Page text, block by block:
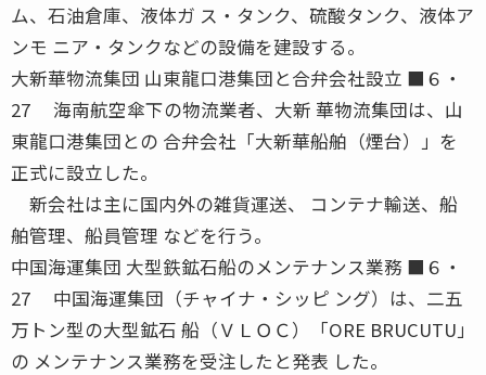
ム、石油倉庫、液体ガ ス・タンク、硫酸タンク、液体ア
ンモ ニア・タンクなどの設備を建設する。
大新華物流集団 山東龍口港集団と合弁会社設立 ■６・
27 海南航空傘下の物流業者、大新 華物流集団は、山
東龍口港集団との 合弁会社「大新華船舶（煙台）」を
正式に設立した。
新会社は主に国内外の雑貨運送、 コンテナ輸送、船
舶管理、船員管理 などを行う。
中国海運集団 大型鉄鉱石船のメンテナンス業務 ■６・
27 中国海運集団（チャイナ・シッピ ング）は、二五
万トン型の大型鉱石 船（ＶＬＯＣ）「ORE BRUCUTU」
の メンテナンス業務を受注したと発表 した。